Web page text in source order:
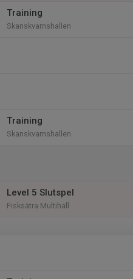
Training
Skanskvarnshallen
Training
Skanskvarnshallen
Level 5 Slutspel
Fisksätra Multihall